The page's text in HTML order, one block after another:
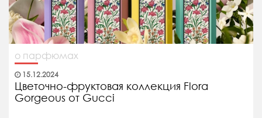
о парфюмах
15.12.2024
Цветочно-фруктовая коллекция Flora
Gorgeous от Gucci